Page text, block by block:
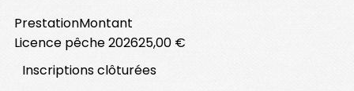
PrestationMontant
Licence pêche 202625,00 €
Inscriptions clôturées